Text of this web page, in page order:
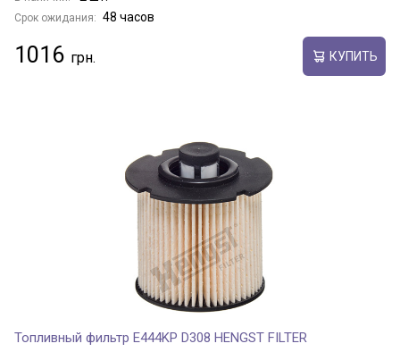
Срок ожидания: 48 часов
1016 КУПИТЬ
Топливный фильтр E444KP D308 HENGST FILTER